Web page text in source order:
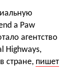
a Paw
агентство
Highways,
стране, пишет